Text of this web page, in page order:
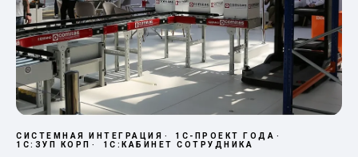
СИСТЕМНАЯ ИНТЕГРАЦИЯ
1С-ПРОЕКТ ГОДА
1С:ЗУП КОРП
1С:КАБИНЕТ СОТРУДНИКА